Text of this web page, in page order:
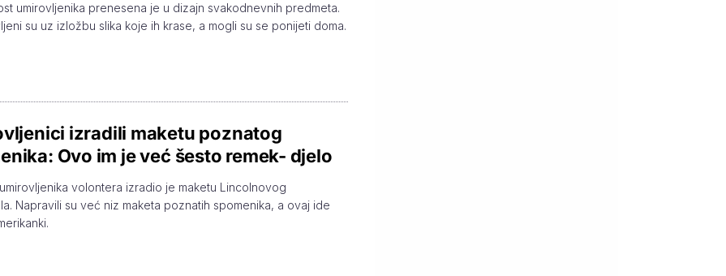
umirovljenika prenesena je u dizajn svakodnevnih predmeta.
su uz izložbu slika koje ih krase, a mogli su se ponijeti doma.
izradili maketu poznatog
Ovo im je već šesto remek- djelo
volontera izradio je maketu Lincolnovog
Napravili su već niz maketa poznatih spomenika, a ovaj ide